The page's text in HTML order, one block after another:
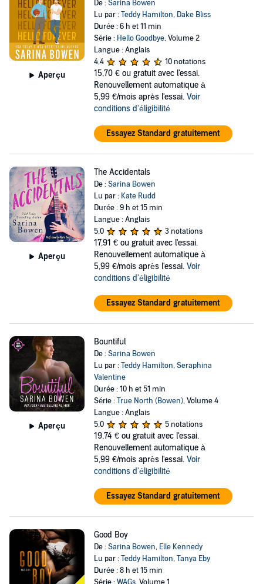
Aperçu
De :Sarina Bowen
Lu par :Teddy Hamilton, Dake Bliss
Durée : 6 h et 11 min
Série : Hello Goodbye, Volume 2
Langue : Anglais
4,4
10 notations
15,70 € ou gratuit avec l'essai.
Renouvellement automatique à
5,99 €/mois après l'essai. Voir
conditions d'éligibilité
Essayez Standard gratuitement
Aperçu
The Accidentals
De :Sarina Bowen
Lu par : Kate Rudd
Durée : 9 h et 15 min
Langue : Anglais
5,0
3 notations
17,91 € ou gratuit avec l'essai.
Renouvellement automatique à
5,99 €/mois après l'essai. Voir
conditions d'éligibilité
Essayez Standard gratuitement
Aperçu
Bountiful
De :Sarina Bowen
Lu par :Teddy Hamilton,Seraphina
Valentine
Durée : 10 h et 51 min
Série :True North (Bowen), Volume 4
Langue : Anglais
5,0
5 notations
19,74 € ou gratuit avec l'essai.
Renouvellement automatique à
5,99 €/mois après l'essai. Voir
conditions d'éligibilité
Essayez Standard gratuitement
Good Boy
De :Sarina Bowen, Elle Kennedy
Lu par :Teddy Hamilton,Tanya Eby
Durée : 8 h et 15 min